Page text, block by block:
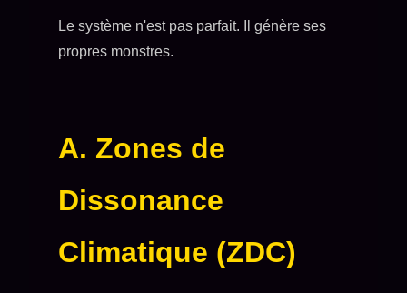
Le système n'est pas parfait. Il génère ses
propres monstres.
A. Zones de
Dissonance
Climatique (ZDC)